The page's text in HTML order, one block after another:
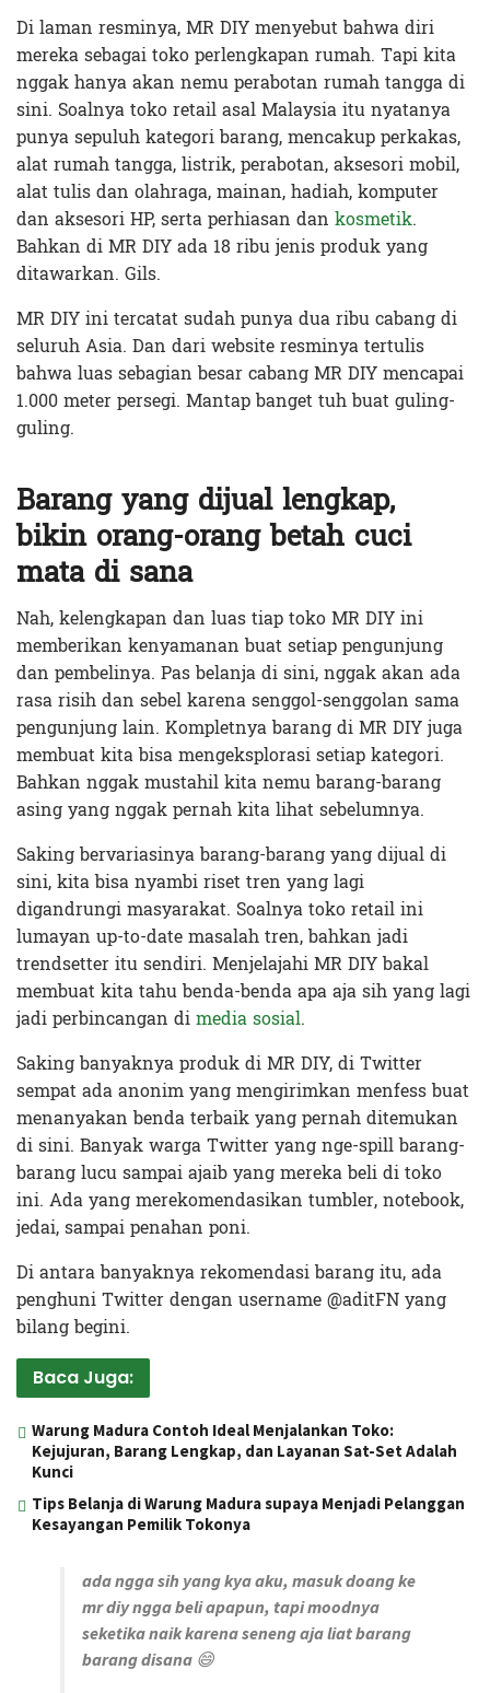
Di laman resminya, MR DIY menyebut bahwa diri
mereka sebagai toko perlengkapan rumah. Tapi kita
nggak hanya akan nemu perabotan rumah tangga di
sini. Soalnya toko retail asal Malaysia itu nyatanya
punya sepuluh kategori barang, mencakup perkakas,
alat rumah tangga, listrik, perabotan, aksesori mobil,
alat tulis dan olahraga, mainan, hadiah, komputer
dan aksesori HP, serta perhiasan dan kosmetik.
Bahkan di MR DIY ada 18 ribu jenis produk yang
ditawarkan. Gils.
MR DIY ini tercatat sudah punya dua ribu cabang di
seluruh Asia. Dan dari website resminya tertulis
bahwa luas sebagian besar cabang MR DIY mencapai
1.000 meter persegi. Mantap banget tuh buat guling-
guling.
Barang yang dijual lengkap,
bikin orang-orang betah cuci
mata di sana
Nah, kelengkapan dan luas tiap toko MR DIY ini
memberikan kenyamanan buat setiap pengunjung
dan pembelinya. Pas belanja di sini, nggak akan ada
rasa risih dan sebel karena senggol-senggolan sama
pengunjung lain. Kompletnya barang di MR DIY juga
membuat kita bisa mengeksplorasi setiap kategori.
Bahkan nggak mustahil kita nemu barang-barang
asing yang nggak pernah kita lihat sebelumnya.
Saking bervariasinya barang-barang yang dijual di
sini, kita bisa nyambi riset tren yang lagi
digandrungi masyarakat. Soalnya toko retail ini
lumayan up-to-date masalah tren, bahkan jadi
trendsetter itu sendiri. Menjelajahi MR DIY bakal
membuat kita tahu benda-benda apa aja sih yang lagi
jadi perbincangan dimedia sosial.
Saking banyaknya produk di MR DIY, di Twitter
sempat ada anonim yang mengirimkan menfess buat
menanyakan benda terbaik yang pernah ditemukan
di sini. Banyak warga Twitter yang nge-spill barang-
barang lucu sampai ajaib yang mereka beli di toko
ini. Ada yang merekomendasikan tumbler, notebook,
jedai, sampai penahan poni.
Di antara banyaknya rekomendasi barang itu, ada
penghuni Twitter dengan username @aditFN yang
bilang begini.
Baca Juga:
Warung Madura Contoh Ideal Menjalankan Toko:
Kejujuran, Barang Lengkap, dan Layanan Sat-Set Adalah
Kunci
Tips Belanja di Warung Madura supaya Menjadi Pelanggan
Kesayangan Pemilik Tokonya
ada ngga sih yang kya aku, masuk doang ke
mr diy ngga beli apapun, tapi moodnya
seketika naik karena seneng aja liat barang
barang disana 😄